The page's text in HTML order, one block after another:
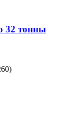
32 тонны